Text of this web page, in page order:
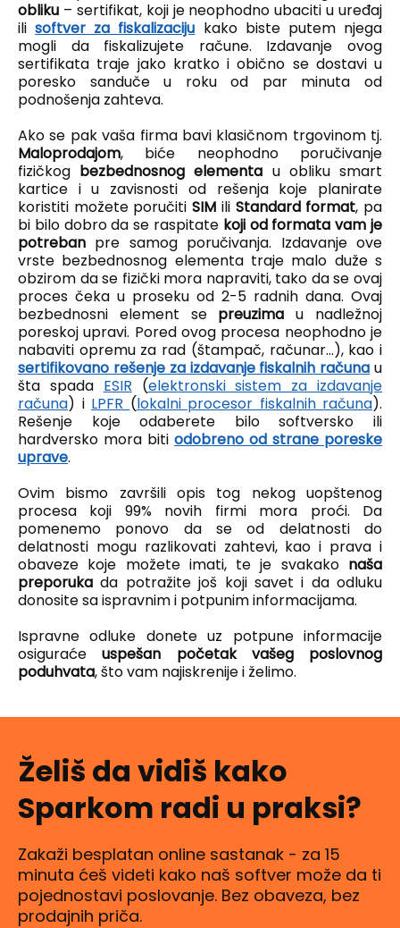
obliku – sertifikat, koji je neophodno ubaciti u uređaj
ilisoftver za fiskalizaciju kako biste putem njega
mogli da fiskalizujete račune. Izdavanje ovog
sertifikata traje jako kratko i obično se dostavi u
poresko sanduče u roku od par minuta od
podnošenja zahteva.
Ako se pak vaša firma bavi klasičnom trgovinom tj.
Maloprodajom, biće neophodno poručivanje
fizičkog bezbednosnog elementa u obliku smart
kartice i u zavisnosti od rešenja koje planirate
koristiti možete poručitiSIM ili Standard format, pa
bi bilo dobro da se raspitate koji od formata vam je
potreban pre samog poručivanja. Izdavanje ove
vrste bezbednosnog elementa traje malo duže s
obzirom da se fizički mora napraviti, tako da se ovaj
proces čeka u proseku od 2-5 radnih dana. Ovaj
bezbednosni element se preuzima u nadležnoj
poreskoj upravi. Pored ovog procesa neophodno je
nabaviti opremu za rad (štampač, računar...), kao i
sertifikovano rešenje za izdavanje fiskalnih računa u
šta spada ESIR (elektronski sistem za izdavanje
računa) i LPFR (lokalni procesor fiskalnih računa).
Rešenje koje odaberete bilo softversko ili
hardversko mora biti odobreno od strane poreske
uprave.
Ovim bismo završili opis tog nekog uopštenog
procesa koji 99% novih firmi mora proći. Da
pomenemo ponovo da se od delatnosti do
delatnosti mogu razlikovati zahtevi, kao i prava i
obaveze koje možete imati, te je svakako naša
preporuka da potražite još koji savet i da odluku
donosite sa ispravnim i potpunim informacijama.
Ispravne odluke donete uz potpune informacije
osiguraćeuspešan početak vašeg poslovnog
poduhvata, što vam najiskrenije i želimo.
Želiš da vidiš kako
Sparkom radi u praksi?
Zakaži besplatan online sastanak - za 15
minuta ćeš videti kako naš softver može da ti
pojednostavi poslovanje. Bez obaveza, bez
prodajnih priča.